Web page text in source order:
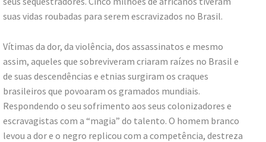
suas vidas roubadas para serem escravizados no Brasil.
Vítimas da dor, da violência, dos assassinatos e mesmo
assim, aqueles que sobreviveram criaram raízes no Brasil e
de suas descendências e etnias surgiram os craques
brasileiros que povoaram os gramados mundiais.
Respondendo o seu sofrimento aos seus colonizadores e
escravagistas com a “magia” do talento. O homem branco
levou a dor e o negro replicou com a competência, destreza